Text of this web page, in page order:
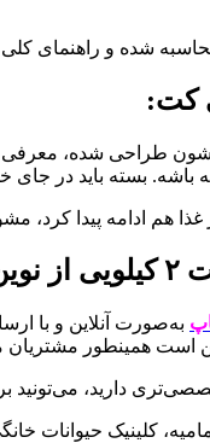
محاسبه شده و
کت:
طراحی شده، معرفی
باشه. بسته باید در
هم ادامه پیدا کرد،
به‌صورت آنلاین و با
است همینطور
دارید، می‌تونید